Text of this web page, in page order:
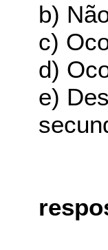
b)
c)
d)
e)